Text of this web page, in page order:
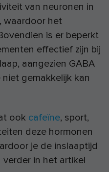
van neuronen in
waardoor het
is er beperkt
effectief zijn bij
aangezien GABA
gemakkelijk kan
ook cafeïne, sport,
deze hormonen
je de inslaaptijd
in het artikel